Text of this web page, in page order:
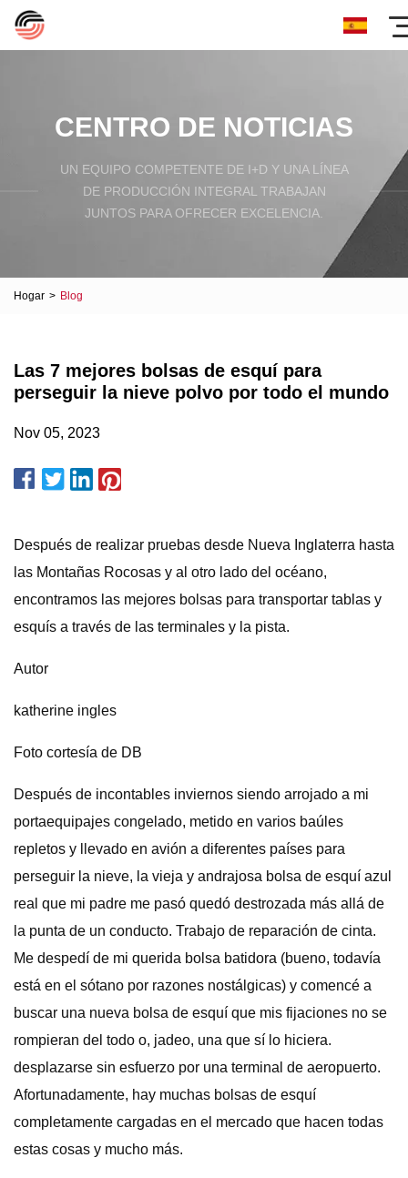
CENTRO DE NOTICIAS
UN EQUIPO COMPETENTE DE I+D Y UNA LÍNEA
DE PRODUCCIÓN INTEGRAL TRABAJAN
JUNTOS PARA OFRECER EXCELENCIA.
Hogar > Blog
Las 7 mejores bolsas de esquí para
perseguir la nieve polvo por todo el mundo
Nov 05, 2023
Después de realizar pruebas desde Nueva Inglaterra hasta
las Montañas Rocosas y al otro lado del océano,
encontramos las mejores bolsas para transportar tablas y
esquís a través de las terminales y la pista.
Autor
katherine ingles
Foto cortesía de DB
Después de incontables inviernos siendo arrojado a mi
portaequipajes congelado, metido en varios baúles
repletos y llevado en avión a diferentes países para
perseguir la nieve, la vieja y andrajosa bolsa de esquí azul
real que mi padre me pasó quedó destrozada más allá de
la punta de un conducto. Trabajo de reparación de cinta.
Me despedí de mi querida bolsa batidora (bueno, todavía
está en el sótano por razones nostálgicas) y comencé a
buscar una nueva bolsa de esquí que mis fijaciones no se
rompieran del todo o, jadeo, una que sí lo hiciera.
desplazarse sin esfuerzo por una terminal de aeropuerto.
Afortunadamente, hay muchas bolsas de esquí
completamente cargadas en el mercado que hacen todas
estas cosas y mucho más.